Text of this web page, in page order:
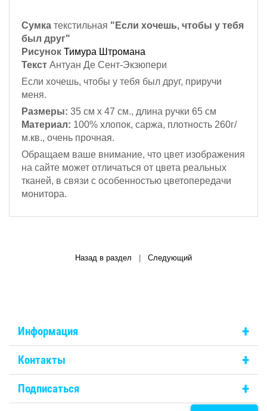
Сумка текстильная "Если хочешь, чтобы у тебя
был друг"
Рисунок Тимура Штромана
Текст Антуан Де Сент-Экзюпери
Если хочешь, чтобы у тебя был друг, приручи
меня.
Размеры: 35 см х 47 см., длина ручки 65 см
Материал: 100% хлопок, саржа, плотность 260г/
м.кв., очень прочная.
Обращаем ваше внимание, что цвет изображения
на сайте может отличаться от цвета реальных
тканей, в связи с особенностью цветопередачи
монитора.
Назад в раздел Следующий
Информация +
Контакты +
Подписаться +